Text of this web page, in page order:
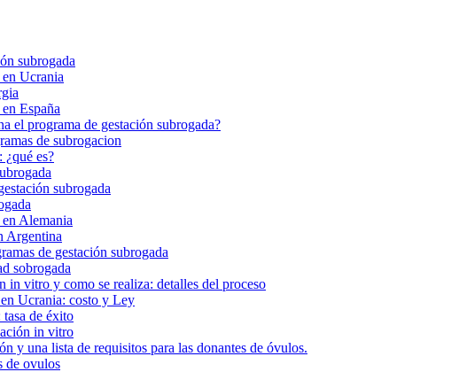
subrogada
Ucrania
España
el programa de gestación subrogada?
de subrogacion
¿qué es?
subrogada
Alemania
Argentina
de gestación subrogada
sobrogada
in vitro y como se realiza: detalles del proceso
Ucrania: costo y Ley
de éxito
in vitro
y una lista de requisitos para las donantes de óvulos.
de ovulos